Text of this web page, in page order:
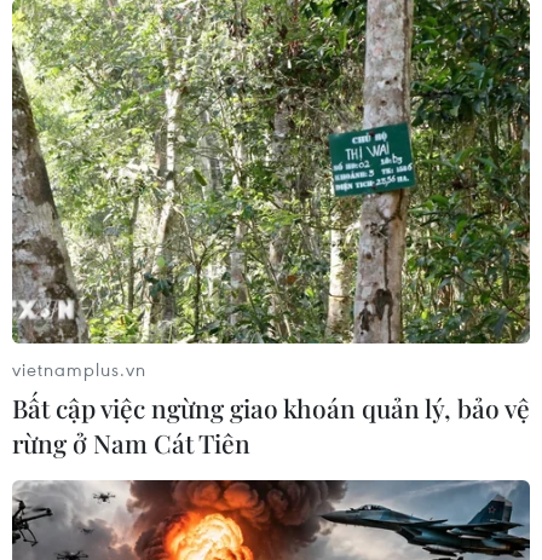
Viện Kiểm sát quân sự Trung ương xác định vì động cơ
vụ lợi cá nhân, các bị cáo đã trực tiếp hoặc thông qua
trung gian nhận tiền của các đối tượng buôn lậu, góp
tiền vốn buôn lậu.
vietnamplus.vn
Bất cập việc ngừng giao khoán quản lý, bảo vệ
rừng ở Nam Cát Tiên